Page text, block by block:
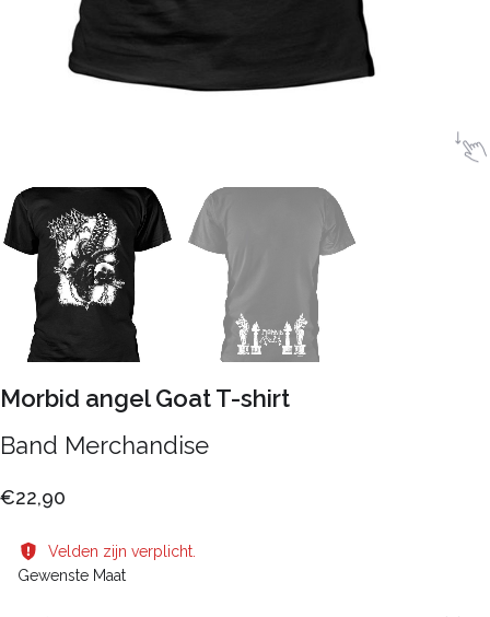
Morbid angel Goat T-shirt
Band Merchandise
€22,90
Velden zijn verplicht.
Gewenste Maat